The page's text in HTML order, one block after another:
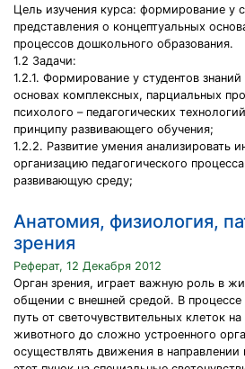
Цель изучения курса: формирование у
представления о концептуальных
процессов дошкольного образования.
1.2 Задачи:
1.2.1. Формирование у студентов
основах комплексных, парциальных
психолого – педагогических
принципу развивающего обучения;
1.2.2. Развитие умения анализировать
организацию педагогического
развивающую среду;
Анатомия, физиология,
зрения
Реферат, 12 Декабря 2012
Орган зрения, играет важную роль в
общении с внешней средой. В
путь от светочувствительных клеток
животного до сложно устроенного
осуществлять движения в направлении